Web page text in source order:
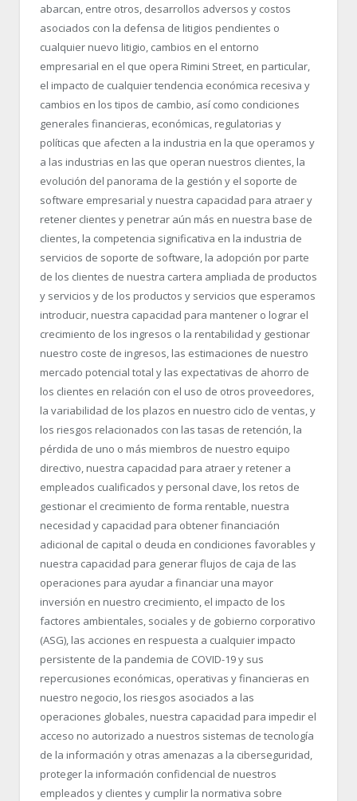
abarcan, entre otros, desarrollos adversos y costos
asociados con la defensa de litigios pendientes o
cualquier nuevo litigio, cambios en el entorno
empresarial en el que opera Rimini Street, en particular,
el impacto de cualquier tendencia económica recesiva y
cambios en los tipos de cambio, así como condiciones
generales financieras, económicas, regulatorias y
políticas que afecten a la industria en la que operamos y
a las industrias en las que operan nuestros clientes, la
evolución del panorama de la gestión y el soporte de
software empresarial y nuestra capacidad para atraer y
retener clientes y penetrar aún más en nuestra base de
clientes, la competencia significativa en la industria de
servicios de soporte de software, la adopción por parte
de los clientes de nuestra cartera ampliada de productos
y servicios y de los productos y servicios que esperamos
introducir, nuestra capacidad para mantener o lograr el
crecimiento de los ingresos o la rentabilidad y gestionar
nuestro coste de ingresos, las estimaciones de nuestro
mercado potencial total y las expectativas de ahorro de
los clientes en relación con el uso de otros proveedores,
la variabilidad de los plazos en nuestro ciclo de ventas, y
los riesgos relacionados con las tasas de retención, la
pérdida de uno o más miembros de nuestro equipo
directivo, nuestra capacidad para atraer y retener a
empleados cualificados y personal clave, los retos de
gestionar el crecimiento de forma rentable, nuestra
necesidad y capacidad para obtener financiación
adicional de capital o deuda en condiciones favorables y
nuestra capacidad para generar flujos de caja de las
operaciones para ayudar a financiar una mayor
inversión en nuestro crecimiento, el impacto de los
factores ambientales, sociales y de gobierno corporativo
(ASG), las acciones en respuesta a cualquier impacto
persistente de la pandemia de COVID-19 y sus
repercusiones económicas, operativas y financieras en
nuestro negocio, los riesgos asociados a las
operaciones globales, nuestra capacidad para impedir el
acceso no autorizado a nuestros sistemas de tecnología
de la información y otras amenazas a la ciberseguridad,
proteger la información confidencial de nuestros
empleados y clientes y cumplir la normativa sobre